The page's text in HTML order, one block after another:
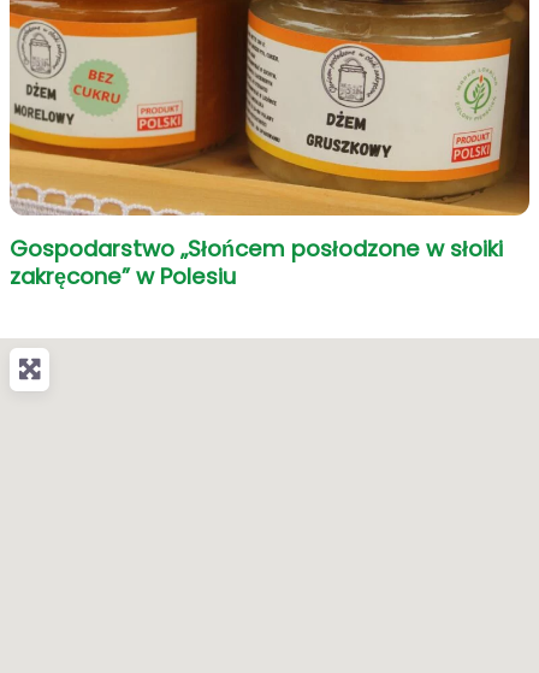
Gospodarstwo „Słońcem posłodzone w słoiki
zakręcone” w Polesiu